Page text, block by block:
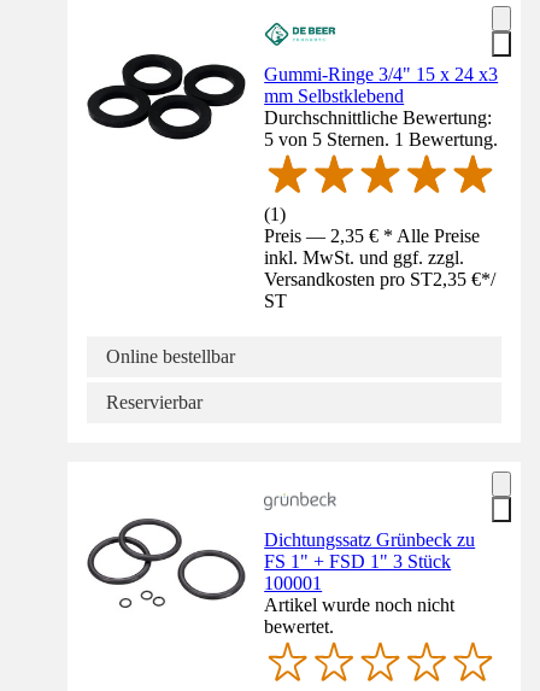
Gummi-Ringe 3/4" 15 x 24 x3
mm Selbstklebend
Durchschnittliche Bewertung:
5 von 5 Sternen. 1 Bewertung.
(1)
Preis — 2,35 € * Alle Preise
inkl. MwSt. und ggf. zzgl.
Versandkosten pro ST2,35 €*/
ST
Online bestellbar
Reservierbar
Dichtungssatz Grünbeck zu
FS 1" + FSD 1" 3 Stück
100001
Artikel wurde noch nicht
bewertet.